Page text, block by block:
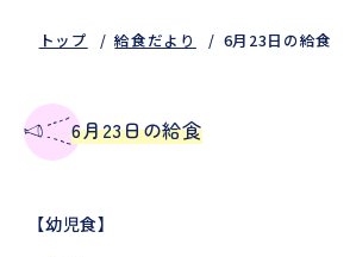
トップ 給食だより 6月23日の給食
6月23日の給食
【幼児食】